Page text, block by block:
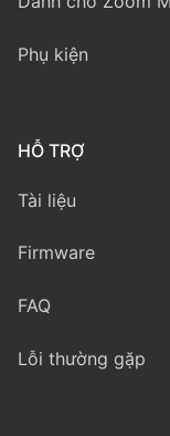
Phụ kiện
HỖ TRỢ
Tài liệu
Firmware
FAQ
Lỗi thường gặp